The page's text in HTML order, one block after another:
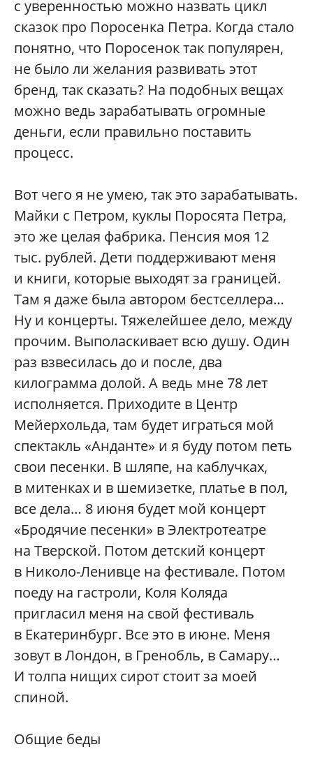
с уверенностью можно назвать цикл
сказок про Поросенка Петра. Когда стало
понятно, что Поросенок так популярен,
не было ли желания развивать этот
бренд, так сказать? На подобных вещах
можно ведь зарабатывать огромные
деньги, если правильно поставить
процесс.
Вот чего я не умею, так это зарабатывать.
Майки с Петром, куклы Поросята Петра,
это же целая фабрика. Пенсия моя 12
тыс. рублей. Дети поддерживают меня
и книги, которые выходят за границей.
Там я даже была автором бестселлера…
Ну и концерты. Тяжелейшее дело, между
прочим. Выполаскивает всю душу. Один
раз взвесилась до и после, два
килограмма долой. А ведь мне 78 лет
исполняется. Приходите в Центр
Мейерхольда, там будет играться мой
спектакль «Анданте» и я буду потом петь
свои песенки. В шляпе, на каблучках,
в митенках и в шемизетке, платье в пол,
все дела… 8 июня будет мой концерт
«Бродячие песенки» в Электротеатре
на Тверской. Потом детский концерт
в Николо-Ленивце на фестивале. Потом
поеду на гастроли, Коля Коляда
пригласил меня на свой фестиваль
в Екатеринбург. Все это в июне. Меня
зовут в Лондон, в Гренобль, в Самару…
И толпа нищих сирот стоит за моей
спиной.
Общие беды